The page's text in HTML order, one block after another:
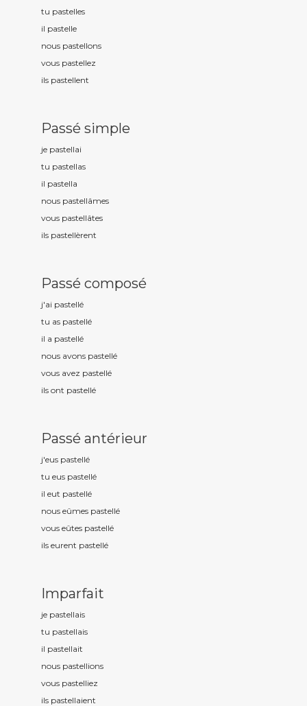
tu pastelles
il pastelle
nous pastellons
vous pastellez
ils pastellent
Passé simple
je pastellai
tu pastellas
il pastella
nous pastellâmes
vous pastellâtes
ils pastellèrent
Passé composé
j'ai pastellé
tu as pastellé
il a pastellé
nous avons pastellé
vous avez pastellé
ils ont pastellé
Passé antérieur
j'eus pastellé
tu eus pastellé
il eut pastellé
nous eûmes pastellé
vous eûtes pastellé
ils eurent pastellé
Imparfait
je pastellais
tu pastellais
il pastellait
nous pastellions
vous pastelliez
ils pastellaient